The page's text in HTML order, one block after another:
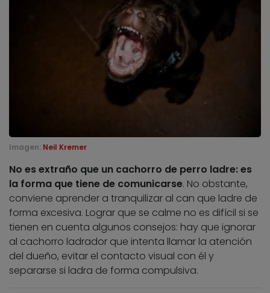
Imagen: Neil Kremer
No es extraño que un cachorro de perro ladre: es
la forma que tiene de comunicarse. No obstante,
conviene aprender a tranquilizar al can que ladre de
forma excesiva. Lograr que se calme no es difícil si se
tienen en cuenta algunos consejos: hay que ignorar
al cachorro ladrador que intenta llamar la atención
del dueño, evitar el contacto visual con él y
separarse si ladra de forma compulsiva.